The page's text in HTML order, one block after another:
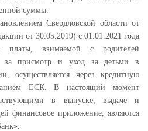
суммы.
Свердловской области от
от 30.05.2019) с 01.01.2021 года
платы, взимаемой с родителей
за присмотр и уход за детьми в
осуществляется через кредитную
ЕСК. В настоящий момент
в выпуске, выдаче и
финансовое приложение, являются